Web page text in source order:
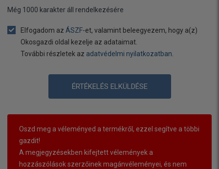
Még 1000 karakter áll rendelkezésére
Elfogadom az ÁSZF-et, valamint beleegyezem, hogy a(z)
Okosgazdi oldal kezelje az adataimat.
További részletek az adatvédelmi nyilatkozatban.
ÉRTÉKELÉS ELKÜLDÉSE
Oszd meg a véleményed a termékről, ezzel segítve a többi
gazdit!
A megjegyzésekben kifejtett vélemények a
hozzászólások szerzőinek magánvéleményei, és nem